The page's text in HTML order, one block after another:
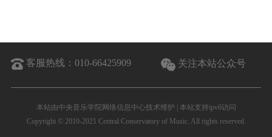
客服热线：010-66425909 关注本站公众号
本站由中央音乐学院网络信息中心技术维护 | 本站支持ipv6访问
Copyright © 2010-2021 Central Conservatory of Music. All rights reserved.